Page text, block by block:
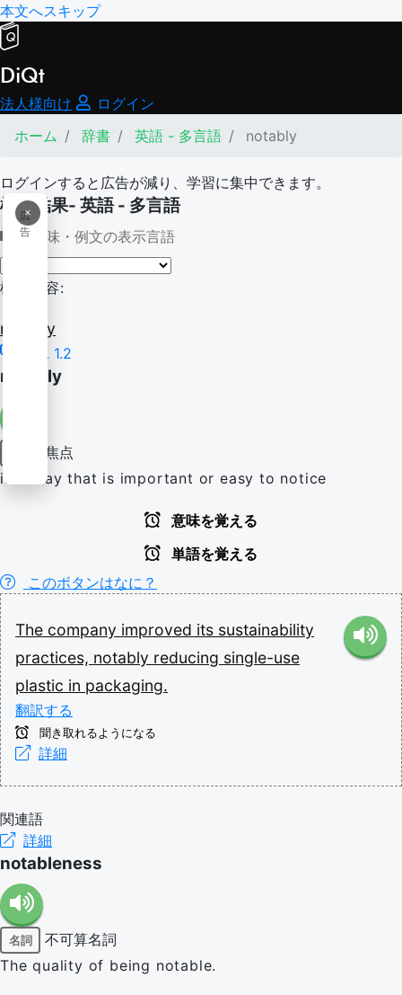
本文へスキップ
DiQt
法人様向け
ログイン
ホーム
辞書 英語 - 多言語 notably
ログインすると広告が減り、学習に集中できます。
×
広
告
検索結果- 英語 - 多言語
意味・例文の表示言語
検索内容:
notably
BSL 1.2
notably
焦点
in a way that is important or easy to notice
意味を覚える
単語を覚える
このボタンはなに？
The company improved its sustainability
practices, notably reducing single-use
plastic in packaging.
翻訳する
聞き取れるようになる
詳細
関連語
詳細
notableness
名詞
不可算名詞
The quality of being notable.